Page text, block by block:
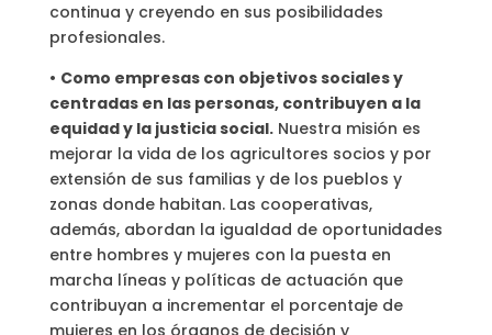
continua y creyendo en sus posibilidades
profesionales.
• Como empresas con objetivos sociales y
centradas en las personas, contribuyen a la
equidad y la justicia social.Nuestra misión es
mejorar la vida de los agricultores socios y por
extensión de sus familias y de los pueblos y
zonas donde habitan. Las cooperativas,
además, abordan la igualdad de oportunidades
entre hombres y mujeres con la puesta en
marcha líneas y políticas de actuación que
contribuyan a incrementar el porcentaje de